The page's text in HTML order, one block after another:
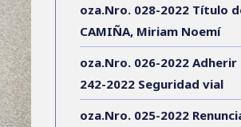
oza.Nro. 028-2022 Título
CAMIÑA, Miriam Noemí
oza.Nro. 026-2022
242-2022 Seguridad vial
oza.Nro. 025-2022